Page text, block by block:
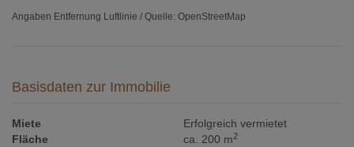
Angaben Entfernung Luftlinie / Quelle: OpenStreetMap
Basisdaten zur Immobilie
Miete
Erfolgreich vermietet
Fläche
ca. 200 m2